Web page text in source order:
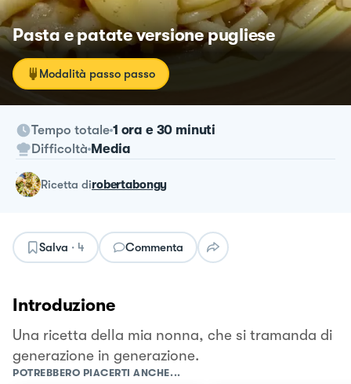
Pasta e patate versione pugliese
Modalità passo passo
Tempo totale 1 ora e 30 minuti
Difficoltà Media
ricetta dirobertabongy
Salva · 4 Commenta
Introduzione
Una ricetta della mia nonna, che si tramanda di
generazione in generazione.
POTREBBERO PIACERTI ANCHE...